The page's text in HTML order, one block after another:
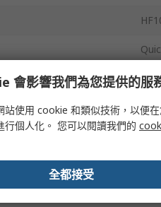
40A
28V
會影響我們為您提供的服
站使用 cookie 和類似技術，以便
行個人化。 您可以閱讀我們的
全都接受